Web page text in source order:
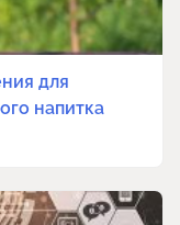
для
напитка